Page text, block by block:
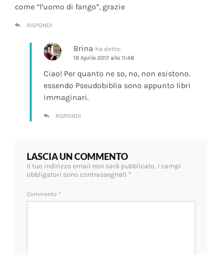
come “l’uomo di fango”, grazie
RISPONDI
Brina ha detto:
19 Aprile 2017 alle 11:48
Ciao! Per quanto ne so, no, non esistono.
essendo Pseudobiblia sono appunto libri
immaginari.
RISPONDI
LASCIA UN COMMENTO
Il tuo indirizzo email non sarà pubblicato. I campi
obbligatori sono contrassegnati *
Commento *